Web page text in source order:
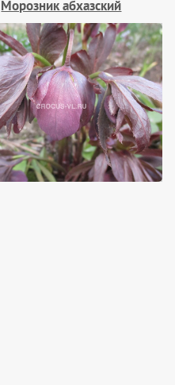
Морозник абхазский